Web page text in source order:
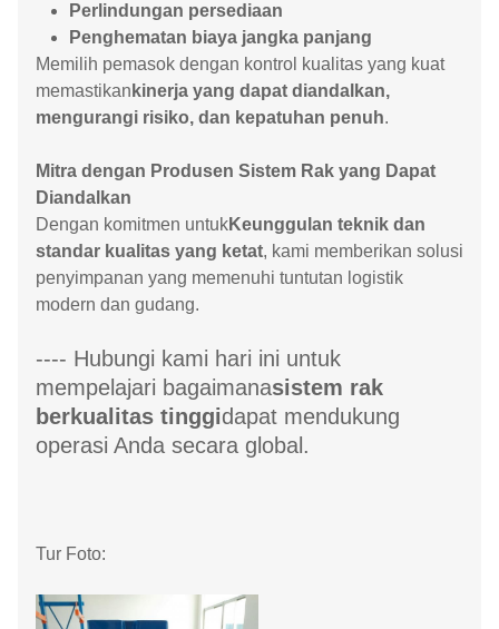
Perlindungan persediaan
Penghematan biaya jangka panjang
Memilih pemasok dengan kontrol kualitas yang kuat
memastikan kinerja yang dapat diandalkan,
mengurangi risiko, dan kepatuhan penuh.
Mitra dengan Produsen Sistem Rak yang Dapat
Diandalkan
Dengan komitmen untukKeunggulan teknik dan
standar kualitas yang ketat, kami memberikan solusi
penyimpanan yang memenuhi tuntutan logistik
modern dan gudang.
---- Hubungi kami hari ini untuk
mempelajari bagaimanasistem rak
berkualitas tinggidapat mendukung
operasi Anda secara global.
Tur Foto: